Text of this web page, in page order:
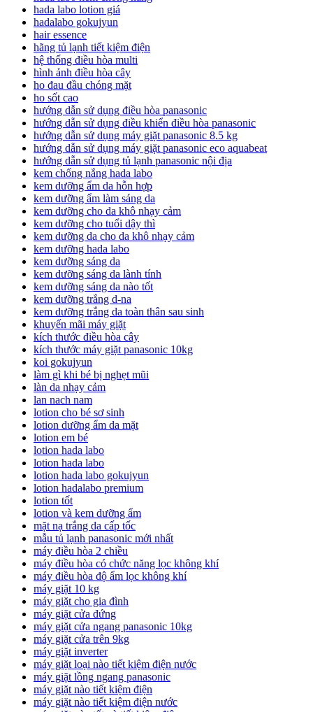
hada labo lotion giá
hadalabo gokujyun
hair essence
hãng tủ lạnh tiết kiệm điện
hệ thống điều hòa multi
hình ảnh điều hòa cây
ho đau đầu chóng mặt
ho sốt cao
hướng dẫn sử dụng điều hòa panasonic
hướng dẫn sử dụng điều khiển điều hòa panasonic
hướng dẫn sử dụng máy giặt panasonic 8.5 kg
hướng dẫn sử dụng máy giặt panasonic eco aquabeat
hướng dẫn sử dụng tủ lạnh panasonic nội địa
kem chống nắng hada labo
kem dưỡng ẩm da hỗn hợp
kem dưỡng ẩm làm sáng da
kem dưỡng cho da khô nhạy cảm
kem dưỡng cho tuổi dậy thì
kem dưỡng da cho da khô nhạy cảm
kem dưỡng hada labo
kem dưỡng sáng da
kem dưỡng sáng da lành tính
kem dưỡng sáng da nào tốt
kem dưỡng trắng d-na
kem dưỡng trắng da toàn thân sau sinh
khuyến mãi máy giặt
kích thước điều hòa cây
kích thước máy giặt panasonic 10kg
koi gokujyun
làm gì khi bé bị nghẹt mũi
làn da nhạy cảm
lan nach nam
lotion cho bé sơ sinh
lotion dưỡng ẩm da mặt
lotion em bé
lotion hada labo
lotion hada labo
lotion hada labo gokujyun
lotion hadalabo premium
lotion tốt
lotion và kem dưỡng ẩm
mặt nạ trắng da cấp tốc
mẫu tủ lạnh panasonic mới nhất
máy điều hòa 2 chiều
máy điều hòa có chức năng lọc không khí
máy điều hòa độ ẩm lọc không khí
máy giặt 10 kg
máy giặt cho gia đình
máy giặt cửa đứng
máy giặt cửa ngang panasonic 10kg
máy giặt cửa trên 9kg
máy giặt inverter
máy giặt loại nào tiết kiệm điện nước
máy giặt lồng ngang panasonic
máy giặt nào tiết kiệm điện
máy giặt nào tiết kiệm điện nước